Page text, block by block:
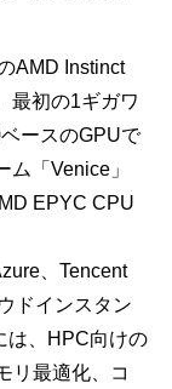
AMD Instinct
最初の1ギガワ
ースのGPUで
「Venice」
EPYC CPU
、Tencent
ドインスタン
は、HPC向けの
リ最適化、コ